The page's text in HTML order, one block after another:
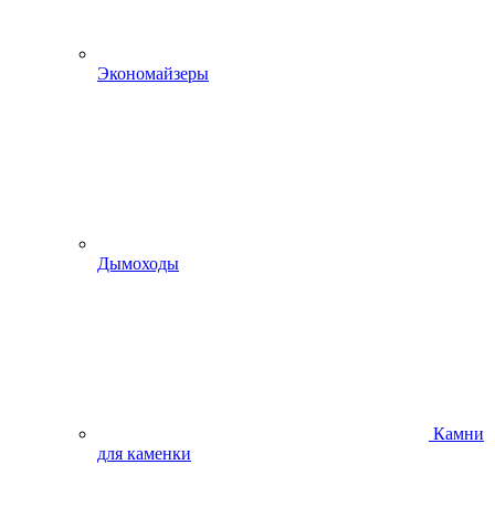
Экономайзеры
Дымоходы
Камни
для каменки